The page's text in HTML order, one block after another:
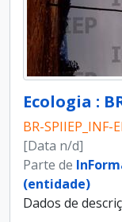
BR-SPIIEP_INF-
[Data n/d]
Parte de
(entidade)
Dados de